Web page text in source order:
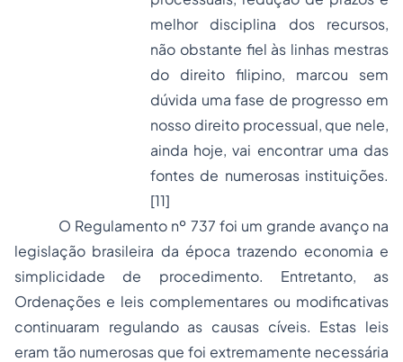
melhor disciplina dos recursos,
não obstante fiel às linhas mestras
do direito filipino, marcou sem
dúvida uma fase de progresso em
nosso direito processual, que nele,
ainda hoje, vai encontrar uma das
fontes de numerosas instituições.
[11]
O Regulamento nº 737 foi um grande avanço na
legislação brasileira da época trazendo economia e
simplicidade de procedimento. Entretanto, as
Ordenações e leis complementares ou modificativas
continuaram regulando as causas cíveis. Estas leis
eram tão numerosas que foi extremamente necessária